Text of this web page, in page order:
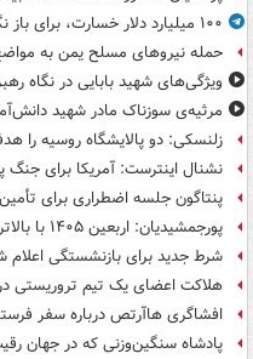
۱۰۰ میلیارد دلار خسارت، برای باز نگه داشتن تنگه‌ای که باز بود!
حمله نیروهای مسلح یمن به
ویژگی‌های شهید بابایی در نگاه
مرثیه‌ی سوزناک مادر شهید
زلنسکی: دو پالایشگاه روسیه را
نشنال اینترست: آمریکا برای جنگ
پنتاگون جلسه اضطراری برای
پورجمشیدیان: اربعین ۱۴۰۵ با بالاترین سطح امنیت برگزار شد
شرط جدید برای بازنشستگی اعلام
هلاکت اعضای یک تیم تروریستی
افشاگری هاآرتص درباره سفر
پادشاه سنگین‌وزنی که در جهان